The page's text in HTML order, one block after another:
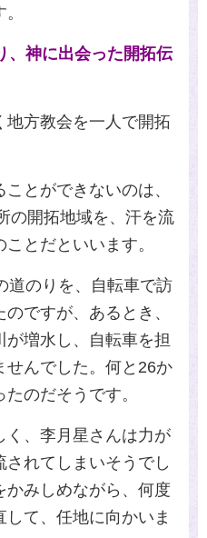
。
神に出会った開拓伝
方教会を一人で開拓
とができないのは、
の開拓地域を、汗を流
とだといいます。
道のりを、自転車で訪
ですが、あるとき、
増水し、自転車を担
んでした。何と 26か
たのだそうです。
、李月星さんは力が
れてしまいそうでし
かみしめながら、何度
て、任地に向かいま